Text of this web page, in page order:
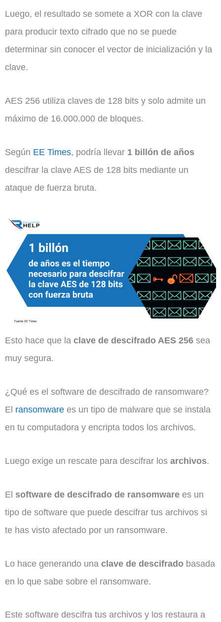
Luego, el resultado se somete a XOR con la clave
para producir texto cifrado que no se puede
determinar sin conocer el vector de inicialización y la
clave.
AES 256 utiliza claves de 128 bits y solo admite un
máximo de 16.000.000 de bloques.
Según EE Times, podría llevar 1 billón de años
descifrar la clave AES de 128 bits mediante un
ataque de fuerza bruta.
Esto hace que la clave de descifrado AES 256 sea
muy segura.
¿Qué es el software de descifrado de ransomware?
El ransomware es un tipo de malware que se instala
en tu computadora y encripta todos los archivos.
Luego exige un rescate para descifrar los archivos.
El software de descifrado de ransomware es un
tipo de software que puede descifrar tus archivos si
te has visto afectado por un ransomware.
Lo hace generando una clave de descifrado basada
en lo que sabe sobre el ransomware.
Este software descifra tus archivos y los restaura a